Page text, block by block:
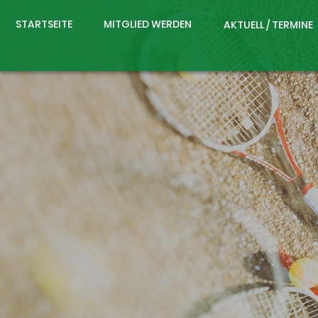
STARTSEITE MITGLIED WERDEN AKTUELL / TERMINE